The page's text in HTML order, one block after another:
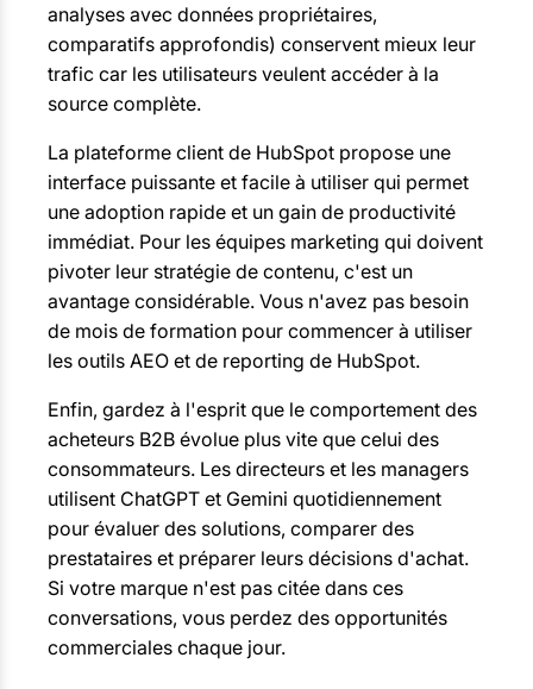
analyses avec données propriétaires,
comparatifs approfondis) conservent mieux leur
trafic car les utilisateurs veulent accéder à la
source complète.
La plateforme client de HubSpot propose une
interface puissante et facile à utiliser qui permet
une adoption rapide et un gain de productivité
immédiat. Pour les équipes marketing qui doivent
pivoter leur stratégie de contenu, c'est un
avantage considérable. Vous n'avez pas besoin
de mois de formation pour commencer à utiliser
les outils AEO et de reporting de HubSpot.
Enfin, gardez à l'esprit que le comportement des
acheteurs B2B évolue plus vite que celui des
consommateurs. Les directeurs et les managers
utilisent ChatGPT et Gemini quotidiennement
pour évaluer des solutions, comparer des
prestataires et préparer leurs décisions d'achat.
Si votre marque n'est pas citée dans ces
conversations, vous perdez des opportunités
commerciales chaque jour.